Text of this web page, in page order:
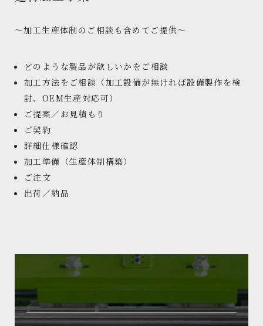
～加工生産体制のご相談も含めてご提供～
どのような製品が欲しいかをご相談
加工方法をご相談（加工設備が無ければ設備製作を検
討、OEM生産対応可）
ご提案／お見積もり
ご契約
詳細仕様確認
加工準備（生産体制構築）
ご注文
出荷／納品